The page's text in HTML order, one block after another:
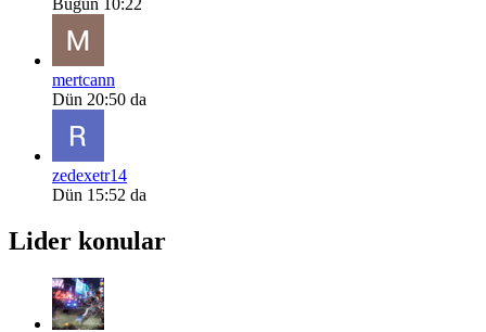
Bugün 10:22
mertcann
Dün 20:50 da
zedexetr14
Dün 15:52 da
Lider konular